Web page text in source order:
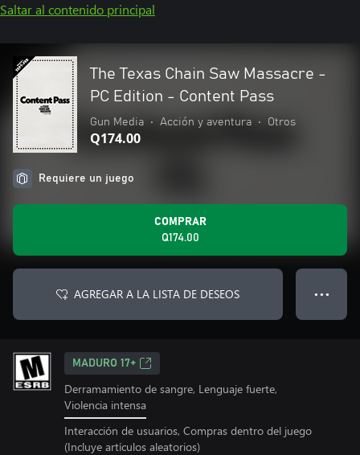
Saltar al contenido principal
The Texas Chain Saw Massacre -
PC Edition - Content Pass
Gun Media • Acción y aventura • Otros
Q174.00
Requiere un juego
COMPRAR
Q174.00
AGREGAR A LA LISTA DE DESEOS ● ● ●
MADURO 17+
Derramamiento de sangre, Lenguaje fuerte,
Violencia intensa
Interacción de usuarios, Compras dentro del juego
(Incluye artículos aleatorios)